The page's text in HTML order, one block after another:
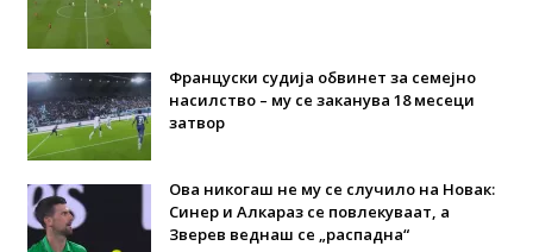
Француски судија обвинет за семејно
насилство – му се заканува 18 месеци
затвор
Ова никогаш не му се случило на Новак:
Синер и Алкараз се повлекуваат, а
Зверев веднаш се „распадна“